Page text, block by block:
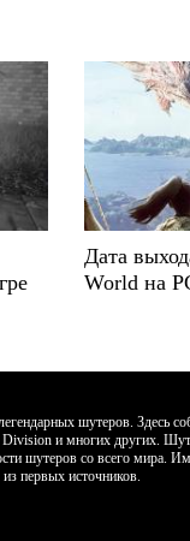
Дата
World на
шутеров. Здесь
и многих других.
шутеров со всего мира.
первых источников.